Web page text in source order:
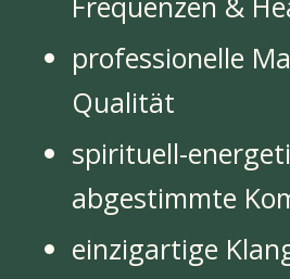
professionelle
Qualität
spirituell-
abgestimmte
einzigartige